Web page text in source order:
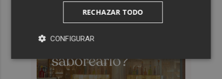
RECHAZAR TODO
CONFIGURAR